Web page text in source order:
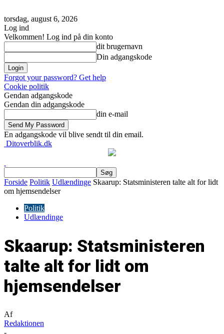
torsdag, august 6, 2026
Log ind
Velkommen! Log ind på din konto
dit brugernavn
Din adgangskode
Forgot your password? Get help
Cookie politik
Gendan adgangskode
Gendan din adgangskode
din e-mail
En adgangskode vil blive sendt til din email.
Ditoverblik.dk
Forside Politik Udlændinge Skaarup: Statsministeren talte alt for lidt
om hjemsendelser
Politik
Udlændinge
Skaarup: Statsministeren
talte alt for lidt om
hjemsendelser
Af
Redaktionen